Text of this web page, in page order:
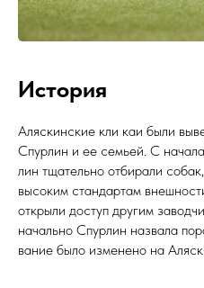
Ис­то­рия
Аляс­кин­ские кли каи бы­ли
Спур­лин и ее семь­ей. С
лин тща­тель­но от­би­рали
вы­соким стан­дартам
от­кры­ли дос­туп дру­гим
на­чаль­но Спур­лин наз­ва­ла
ва­ние бы­ло из­ме­нено на